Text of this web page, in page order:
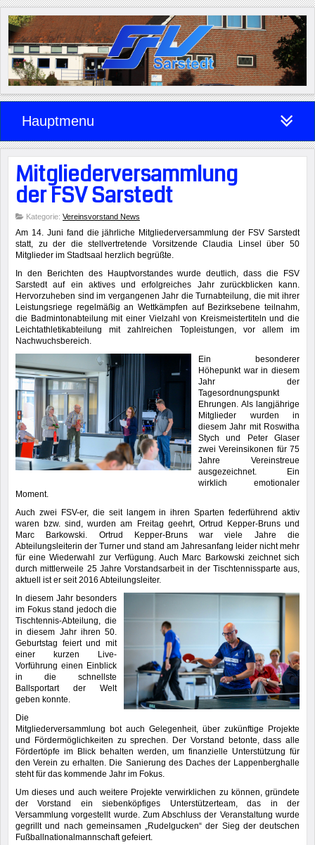
Hauptmenu
Mitgliederversammlung
der FSV Sarstedt
Kategorie: Vereinsvorstand News
Am 14. Juni fand die jährliche Mitgliederversammlung der FSV Sarstedt
statt, zu der die stellvertretende Vorsitzende Claudia Linsel über 50
Mitglieder im Stadtsaal herzlich begrüßte.
In den Berichten des Hauptvorstandes wurde deutlich, dass die FSV
Sarstedt auf ein aktives und erfolgreiches Jahr zurückblicken kann.
Hervorzuheben sind im vergangenen Jahr die Turnabteilung, die mit ihrer
Leistungsriege regelmäßig an Wettkämpfen auf Bezirksebene teilnahm,
die Badmintonabteilung mit einer Vielzahl von Kreismeistertiteln und die
Leichtathletikabteilung mit zahlreichen Topleistungen, vor allem im
Nachwuchsbereich.
Ein besonderer
Höhepunkt war in diesem
Jahr der
Tagesordnungspunkt
Ehrungen. Als langjährige
Mitglieder wurden in
diesem Jahr mit Roswitha
Stych und Peter Glaser
zwei Vereinsikonen für 75
Jahre Vereinstreue
ausgezeichnet. Ein
wirklich emotionaler
Moment.
Auch zwei FSV-er, die seit langem in ihren Sparten federführend aktiv
waren bzw. sind, wurden am Freitag geehrt, Ortrud Kepper-Bruns und
Marc Barkowski. Ortrud Kepper-Bruns war viele Jahre die
Abteilungsleiterin der Turner und stand am Jahresanfang leider nicht mehr
für eine Wiederwahl zur Verfügung. Auch Marc Barkowski zeichnet sich
durch mittlerweile 25 Jahre Vorstandsarbeit in der Tischtennissparte aus,
aktuell ist er seit 2016 Abteilungsleiter.
In diesem Jahr besonders
im Fokus stand jedoch die
Tischtennis-Abteilung, die
in diesem Jahr ihren 50.
Geburtstag feiert und mit
einer kurzen Live-
Vorführung einen Einblick
in die schnellste
Ballsportart der Welt
geben konnte.
Die
Mitgliederversammlung bot auch Gelegenheit, über zukünftige Projekte
und Fördermöglichkeiten zu sprechen. Der Vorstand betonte, dass alle
Fördertöpfe im Blick behalten werden, um finanzielle Unterstützung für
den Verein zu erhalten. Die Sanierung des Daches der Lappenberghalle
steht für das kommende Jahr im Fokus.
Um dieses und auch weitere Projekte verwirklichen zu können, gründete
der Vorstand ein siebenköpfiges Unterstützerteam, das in der
Versammlung vorgestellt wurde. Zum Abschluss der Veranstaltung wurde
gegrillt und nach gemeinsamen „Rudelgucken“ der Sieg der deutschen
Fußballnationalmannschaft gefeiert.